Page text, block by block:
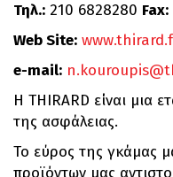
Τηλ.: 210 6828280 Fax:
Web Site:
e-mail:
H THIRARD είναι μια
της ασφάλειας.
Το εύρος της γκάμας
προϊόντων μας